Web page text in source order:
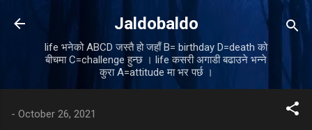
Skip to main content
Jaldobaldo
life भनेको ABCD जस्तै हो जहाँ B= birthday D=death को
बीचमा C=challenge हुन्छ । life कसरी अगाडी बढाउने भन्ने
कुरा A=attitude मा भर पर्छ ।
- October 26, 2021